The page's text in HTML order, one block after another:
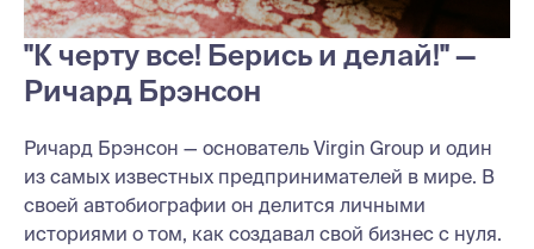
"К черту все! Берись и делай!" —
Ричард Брэнсон
Ричард Брэнсон — основатель Virgin Group и один
из самых известных предпринимателей в мире. В
своей автобиографии он делится личными
историями о том, как создавал свой бизнес с нуля.